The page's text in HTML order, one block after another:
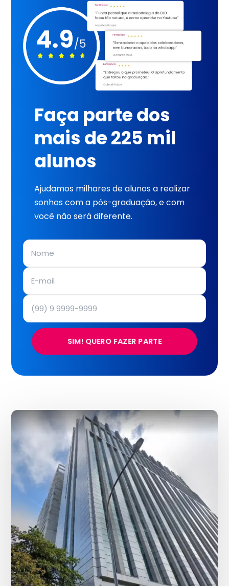
Faça parte dos
mais de 225 mil
alunos
Ajudamos milhares de alunos a realizar
sonhos com a pós-graduação, e com
você não será diferente.
SIM! QUERO FAZER PARTE